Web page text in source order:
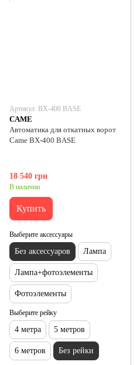
Артикул: ВХ-400 BASE
CAME
Автоматика для откатных ворот
Came ВХ-400 BASE
18 540 грн
В наличии
Купить
Выберите аксессуары
Без аксессуаров Лампа
Лампа+фотоэлементы
Фотоэлементы
Выберите рейку
4 метра 5 метров
6 метров Без рейки